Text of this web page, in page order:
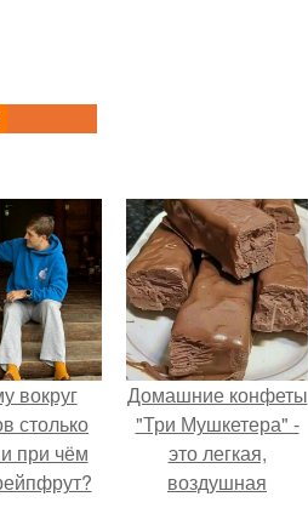
вокруг
столько
при чём
Домашние конфеты
"Три Мушкетера" -
это легкая,
воздушная